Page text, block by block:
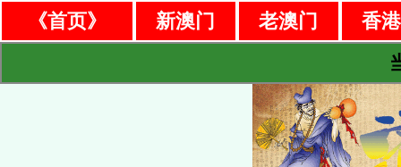
《首页》 新澳门 老澳门
香